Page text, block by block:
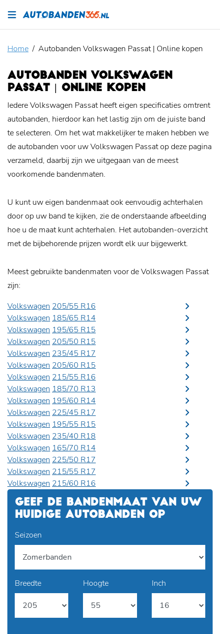
Home Autobanden Volkswagen Passat | Online kopen
AUTOBANDEN VOLKSWAGEN
PASSAT | ONLINE KOPEN
Iedere Volkswagen Passat heeft eigen specificaties omtrent
autobanden, hierdoor kan het lastig zijn om de juiste band
te selecteren. Om het wat makkelijker te maken hebben we
de autobanden voor uw Volkswagen Passat op deze pagina
verzameld, daarbij zijn we uitgegaan van de meest
voorkomende bandenmaten.
U kunt uw eigen bandenmaat ook eenvoudig achterhalen
door op uw band te kijken, zie de onderstaande afbeelding
hoe u de maat kunt achterhalen. Het autobanden-overzicht
met de bijbehorende prijzen wordt elk uur bijgewerkt.
Meest gebruikte bandenmaten voor de Volkswagen Passat
zijn:
Volkswagen 205/55 R16
Volkswagen 185/65 R14
Volkswagen 195/65 R15
Volkswagen 205/50 R15
Volkswagen 235/45 R17
Volkswagen 205/60 R15
Volkswagen 215/55 R16
Volkswagen 185/70 R13
Volkswagen 195/60 R14
Volkswagen 225/45 R17
Volkswagen 195/55 R15
Volkswagen 235/40 R18
Volkswagen 165/70 R14
Volkswagen 225/50 R17
Volkswagen 215/55 R17
Volkswagen 215/60 R16
GEEF DE BANDENMAAT VAN UW
HUIDIGE AUTOBANDEN OP
Seizoen
Breedte Hoogte Inch